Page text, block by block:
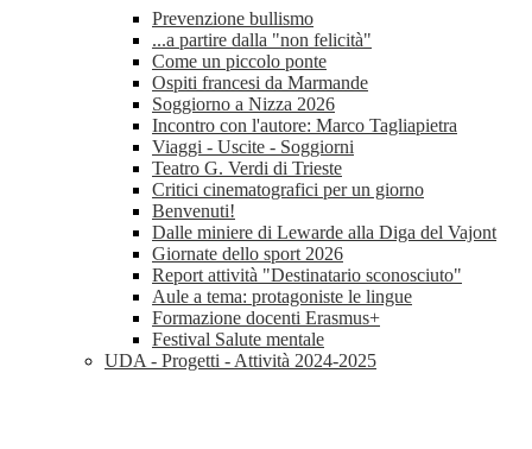
Prevenzione bullismo
...a partire dalla "non felicità"
Come un piccolo ponte
Ospiti francesi da Marmande
Soggiorno a Nizza 2026
Incontro con l'autore: Marco Tagliapietra
Viaggi - Uscite - Soggiorni
Teatro G. Verdi di Trieste
Critici cinematografici per un giorno
Benvenuti!
Dalle miniere di Lewarde alla Diga del Vajont
Giornate dello sport 2026
Report attività "Destinatario sconosciuto"
Aule a tema: protagoniste le lingue
Formazione docenti Erasmus+
Festival Salute mentale
UDA - Progetti - Attività 2024-2025